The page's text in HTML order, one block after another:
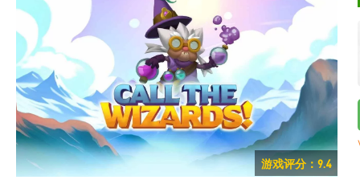
游戏评分：9.4